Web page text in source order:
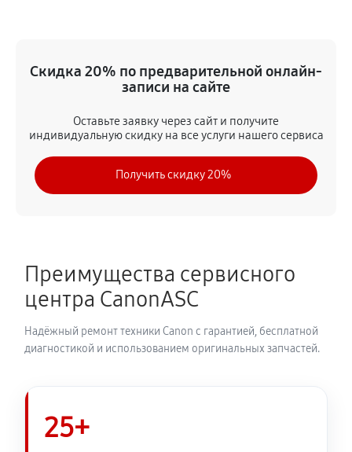
Замена ремня плоттера Canon image PROGRAF
4320 руб 60 минут
Замена трубок плоттера Canon image PROGRAF
3420 руб 60 минут
Скидка 20% по предварительной онлайн-
записи на сайте
Оставьте заявку через сайт и получите
индивидуальную скидку на все услуги нашего сервиса
Получить скидку 20%
Преимущества сервисного
центра CanonASC
Надёжный ремонт техники Canon с гарантией, бесплатной
диагностикой и использованием оригинальных запчастей.
25+